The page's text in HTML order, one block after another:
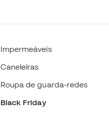
Impermeáveis
Caneleiras
Roupa de guarda-redes
Black Friday